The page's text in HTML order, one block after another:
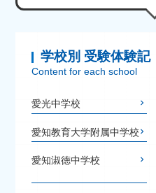
学校別 受験体験記
Content for each school
愛光中学校
愛知教育大学附属中学校
愛知淑徳中学校